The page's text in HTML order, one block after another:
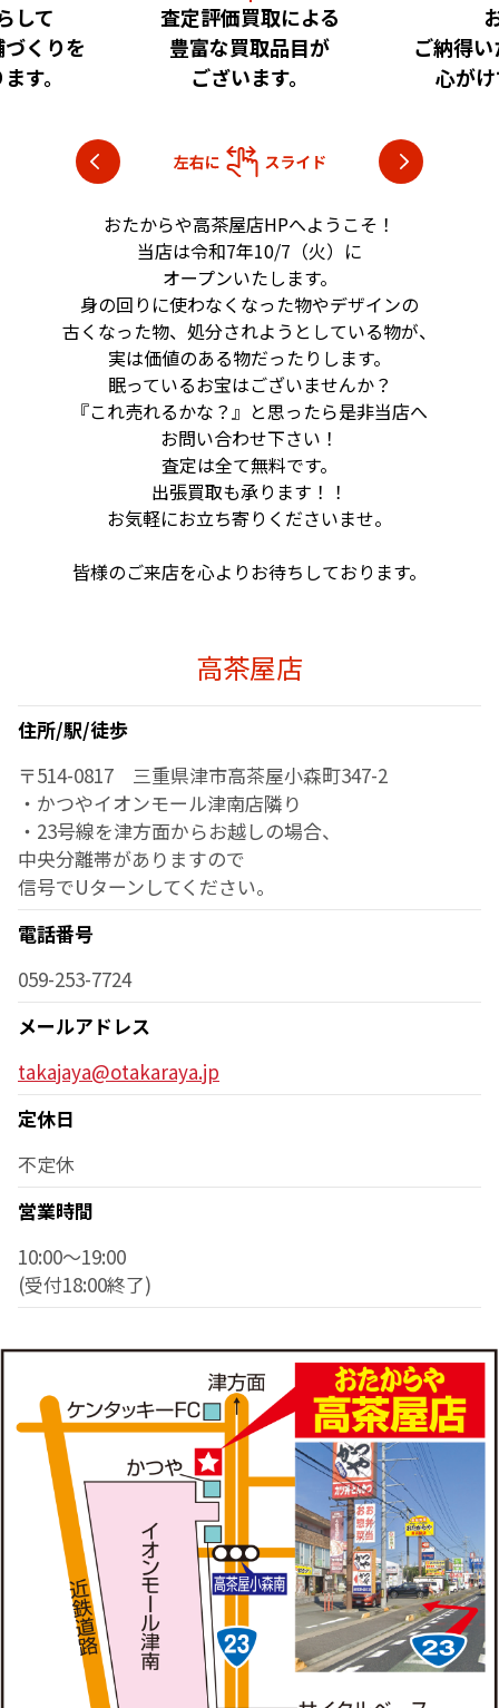
よる
目が
。
お客様に
ご納得いただける査定を
心がけております。
安
いただ
目指
おたからや高茶屋店HPへようこそ！
当店は令和7年10/7（火）に
オープンいたします。
身の回りに使わなくなった物やデザインの
古くなった物、 処分されようとしている物が、
実は価値のある物だったりします。
眠っているお宝はございませんか？
『これ売れるかな？』と思ったら是非当店へ
お問い合わせ下さい！
査定は全て無料です。
出張買取も承ります！！
お気軽にお立ち寄りくださいませ。
皆様のご来店を心よりお待ちしております。
高茶屋店
住所/駅/徒歩
〒514-0817 三重県津市高茶屋小森町347-2
・かつやイオンモール津南店隣り
・23号線を津方面からお越しの場合、
中央分離帯がありますので
信号でUターンしてください。
電話番号
059-253-7724
メールアドレス
takajaya@otakaraya.jp
定休日
不定休
営業時間
10:00～19:00
(受付18:00終了)